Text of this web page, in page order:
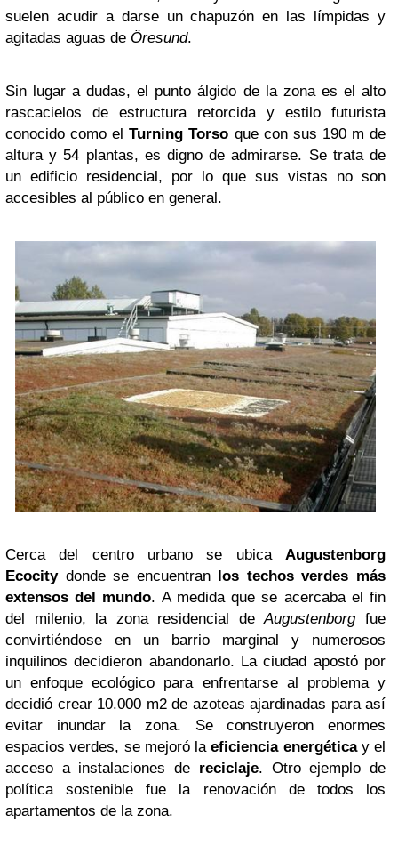
suelen acudir a darse un chapuzón en las límpidas y
agitadas aguas de Öresund.
Sin lugar a dudas, el punto álgido de la zona es el alto
rascacielos de estructura retorcida y estilo futurista
conocido como elTurning Torso que con sus 190 m de
altura y 54 plantas, es digno de admirarse. Se trata de
un edificio residencial, por lo que sus vistas no son
accesibles al público en general.
Cerca del centro urbano se ubica Augustenborg
Ecocitydonde se encuentran los techos verdes más
extensos del mundo. A medida que se acercaba el fin
del milenio, la zona residencial deAugustenborgfue
convirtiéndose en un barrio marginal y numerosos
inquilinos decidieron abandonarlo. La ciudad apostó por
un enfoque ecológico para enfrentarse al problema y
decidió crear 10.000 m2 de azoteas ajardinadas para así
evitar inundar la zona. Se construyeron enormes
espacios verdes, se mejoró laeficiencia energéticay el
acceso a instalaciones de reciclaje. Otro ejemplo de
política sostenible fue la renovación de todos los
apartamentos de la zona.